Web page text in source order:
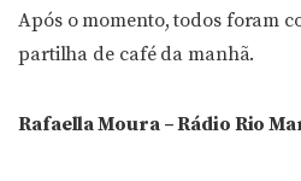
Após o momento, todos foram
partilha de café da manhã.
Rafaella Moura – Rádio Rio